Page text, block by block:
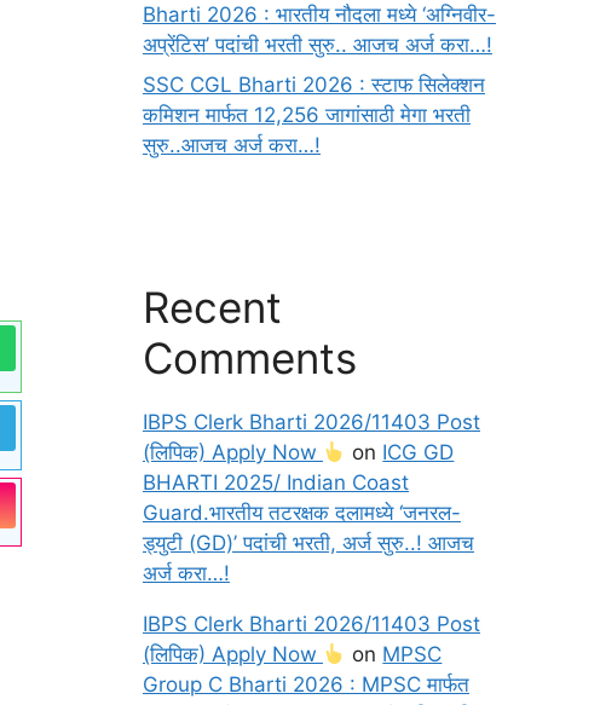
Bharti 2026 : भारतीय नौदला मध्ये ‘अग्निवीर-
अप्रेंटिस’ पदांची भरती सुरु.. आजच अर्ज करा…!
SSC CGL Bharti 2026 : स्टाफ सिलेक्शन
कमिशन मार्फत 12,256 जागांसाठी मेगा भरती
सुरु..आजच अर्ज करा…!
Recent
Comments
IBPS Clerk Bharti 2026/11403 Post
(लिपिक) Apply Now
on ICG GD
BHARTI 2025/ Indian Coast
Guard.भारतीय तटरक्षक दलामध्ये ‘जनरल-
ड्युटी (GD)’ पदांची भरती, अर्ज सुरु..! आजच
अर्ज करा…!
IBPS Clerk Bharti 2026/11403 Post
(लिपिक) Apply Now
on MPSC
Group C Bharti 2026 : MPSC मार्फत